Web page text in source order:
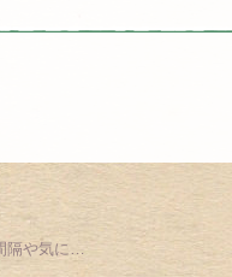
腰痛の炎症にロキソニンが効いた！服用間隔や気になる副作用は？